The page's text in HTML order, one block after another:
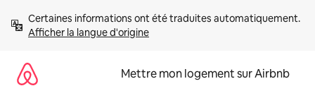
directement
Afficher la langue d'origine
Mettre mon logement sur Airbnb